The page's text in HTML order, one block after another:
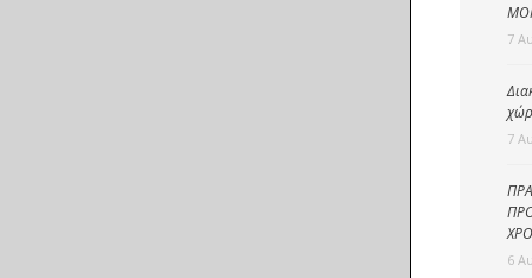
7
7
6